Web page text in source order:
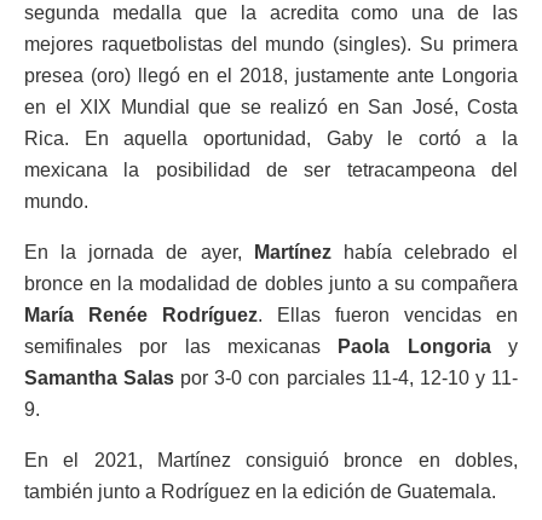
segunda medalla que la acredita como una de las
mejores raquetbolistas del mundo (singles). Su primera
presea (oro) llegó en el 2018, justamente ante Longoria
en el XIX Mundial que se realizó en San José, Costa
Rica. En aquella oportunidad, Gaby le cortó a la
mexicana la posibilidad de ser tetracampeona del
mundo.
En la jornada de ayer, Martínezhabía celebrado el
bronce en la modalidad de dobles junto a su compañera
María Renée Rodríguez. Ellas fueron vencidas en
semifinales por las mexicanas Paola Longoriay
Samantha Salas por 3-0 con parciales 11-4, 12-10 y 11-
9.
En el 2021, Martínez consiguió bronce en dobles,
también junto a Rodríguez en la edición de Guatemala.